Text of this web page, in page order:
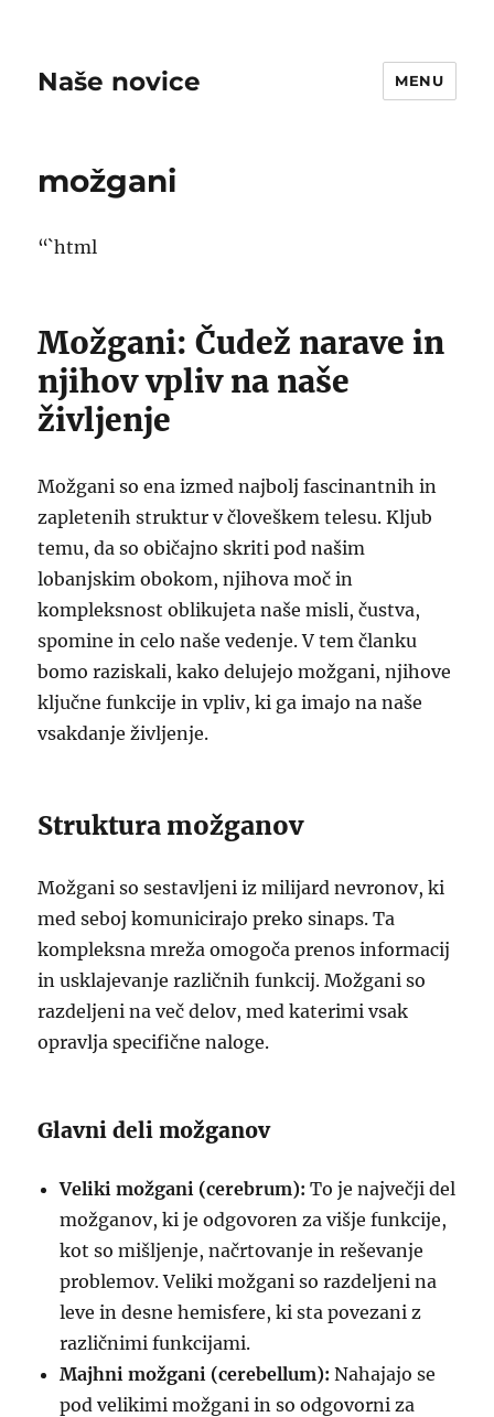
Naše novice MENU
možgani
“`html
Možgani: Čudež narave in
njihov vpliv na naše
življenje
Možgani so ena izmed najbolj fascinantnih in
zapletenih struktur v človeškem telesu. Kljub
temu, da so običajno skriti pod našim
lobanjskim obokom, njihova moč in
kompleksnost oblikujeta naše misli, čustva,
spomine in celo naše vedenje. V tem članku
bomo raziskali, kako delujejo možgani, njihove
ključne funkcije in vpliv, ki ga imajo na naše
vsakdanje življenje.
Struktura možganov
Možgani so sestavljeni iz milijard nevronov, ki
med seboj komunicirajo preko sinaps. Ta
kompleksna mreža omogoča prenos informacij
in usklajevanje različnih funkcij. Možgani so
razdeljeni na več delov, med katerimi vsak
opravlja specifične naloge.
Glavni deli možganov
Veliki možgani (cerebrum): To je največji del
možganov, ki je odgovoren za višje funkcije,
kot so mišljenje, načrtovanje in reševanje
problemov. Veliki možgani so razdeljeni na
leve in desne hemisfere, ki sta povezani z
različnimi funkcijami.
Majhni možgani (cerebellum): Nahajajo se
pod velikimi možgani in so odgovorni za